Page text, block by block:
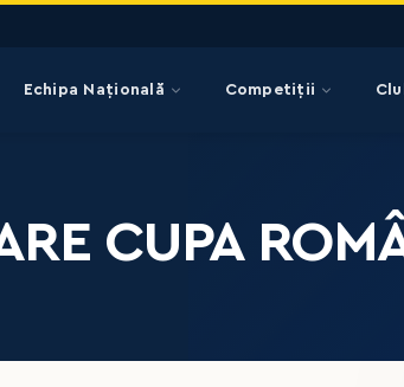
Echipa Națională Competiții
CUPA